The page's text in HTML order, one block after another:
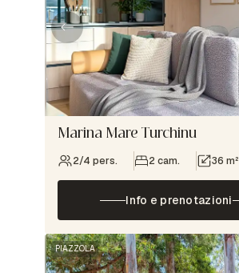
Marina Mare Turchinu
2/4 pers. 2 cam. 36 m²
Info e prenotazioni
PIAZZOLA